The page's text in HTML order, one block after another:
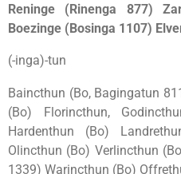
Reninge (Rinenga 877)
Boezinge (Bosinga 1107)
(-inga)-tun
Baincthun (Bo, Bagingatun
(Bo) Florincthun,
Hardenthun (Bo)
Olincthun (Bo) Verlincthun
1339) Warincthun (Bo)